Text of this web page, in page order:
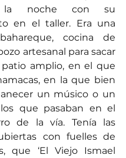
la noche con su
en el taller. Era una
cocina de
artesanal para sacar
amplio, en el que
en la que bien
un músico o un
los que pasaban en el
de la vía. Tenía las
con fuelles de
que ‘El Viejo Ismael